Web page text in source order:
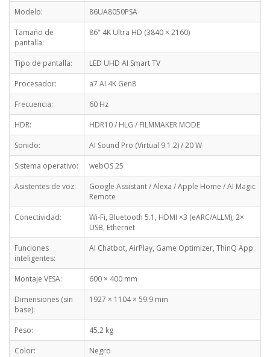
Modelo:
86UA8050PSA
Tamaño de
pantalla:
86" 4K Ultra HD (3840 × 2160)
Tipo de pantalla:
LED UHD AI Smart TV
Procesador:
a7 AI 4K Gen8
Frecuencia:
60 Hz
HDR:
HDR10 / HLG / FILMMAKER MODE
Sonido:
AI Sound Pro (Virtual 9.1.2) / 20 W
Sistema operativo:
webOS 25
Asistentes de voz:
Google Assistant / Alexa / Apple Home / AI Magic
Remote
Conectividad:
Wi-Fi, Bluetooth 5.1, HDMI ×3 (eARC/ALLM), 2×
USB, Ethernet
Funciones
inteligentes:
AI Chatbot, AirPlay, Game Optimizer, ThinQ App
Montaje VESA:
600 × 400 mm
Dimensiones (sin
base):
1927 × 1104 × 59.9 mm
Peso:
45.2 kg
Color:
Negro